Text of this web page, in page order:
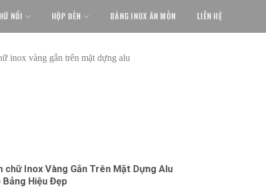
NỔI HỘP ĐÈN BẢNG INOX ĂN MÒN LIÊN HỆ
chữ Inox Vàng Gắn Trên Mặt Dựng Alu
Bảng Hiệu Đẹp